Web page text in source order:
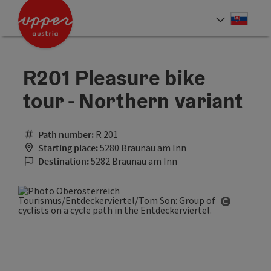
Accesskey
Accesskey
R201 Pleasure bike
tour - Northern variant
Path number: R 201
Starting place:5280 Braunau am Inn
Destination:5282 Braunau am Inn